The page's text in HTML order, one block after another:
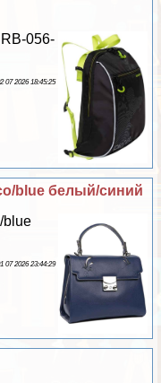
056-
07 2026 18:45:25
blue белый/синий
blue
07 2026 23:44:29